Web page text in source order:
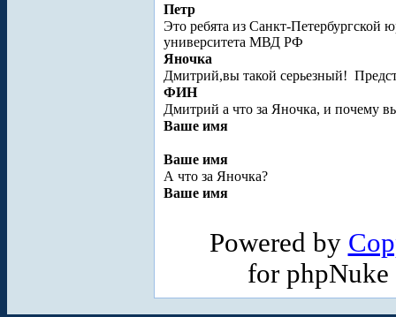
Петр
Это ребята из Санкт-Петербургской
университета МВД РФ
Яночка
Дмитрий,вы такой серьезный!
ФИН
Дмитрий а что за Яночка, и почему
Ваше имя
Ваше имя
А что за Яночка?
Ваше имя
Powered by
for